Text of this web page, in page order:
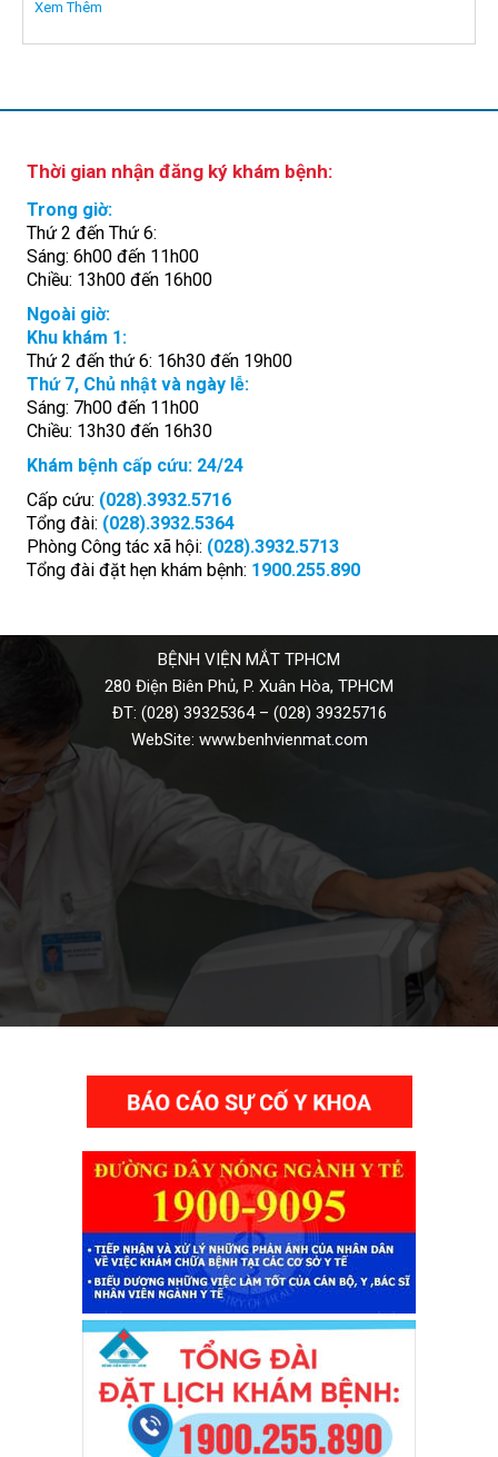
Xem Thêm
Thời gian nhận đăng ký khám bệnh:
Trong giờ:
Thứ 2 đến Thứ 6:
Sáng: 6h00 đến 11h00
Chiều: 13h00 đến 16h00
Ngoài giờ:
Khu khám 1:
Thứ 2 đến thứ 6: 16h30 đến 19h00
Thứ 7, Chủ nhật và ngày lễ:
Sáng: 7h00 đến 11h00
Chiều: 13h30 đến 16h30
Khám bệnh cấp cứu: 24/24
Cấp cứu: (028).3932.5716
Tổng đài: (028).3932.5364
Phòng Công tác xã hội: (028).3932.5713
Tổng đài đặt hẹn khám bệnh: 1900.255.890
BỆNH VIỆN MẮT TPHCM
280 Điện Biên Phủ, P. Xuân Hòa, TPHCM
ĐT: (028) 39325364– (028) 39325716
WebSite: www.benhvienmat.com